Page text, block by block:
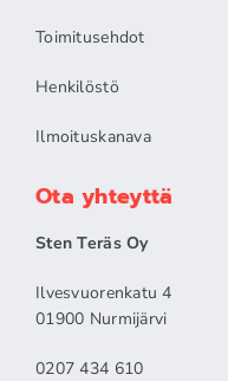
Toimitusehdot
Henkilöstö
Ilmoituskanava
Ota yhteyttä
Sten Teräs Oy
Ilvesvuorenkatu 4
01900 Nurmijärvi
0207 434 610